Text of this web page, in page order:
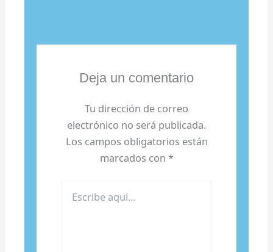
Deja un comentario
Tu dirección de correo
electrónico no será publicada.
Los campos obligatorios están
marcados con *
aquí...